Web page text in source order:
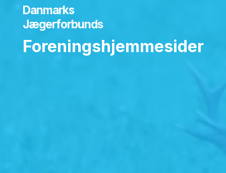
Danmarks
Jægerforbunds
Foreningshjemmesider